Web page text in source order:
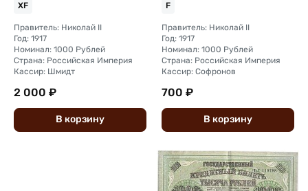
XF
Правитель: Николай II
Год: 1917
Номинал: 1000 Рублей
Страна: Российская Империя
Кассир: Шмидт
2 000 ₽
В корзину
F
Правитель: Николай II
Год: 1917
Номинал: 1000 Рублей
Страна: Российская Империя
Кассир: Софронов
700 ₽
В корзину